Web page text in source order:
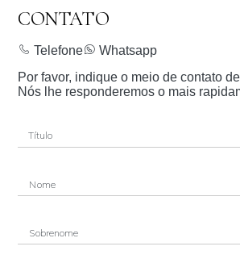
CONTATO
Telefone
Whatsapp
Por favor, indique o meio de contato
Nós lhe responderemos o mais
Nome
Sobrenome